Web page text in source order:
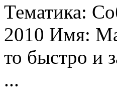
Тематика:
2010 Имя:
то быстро и
...